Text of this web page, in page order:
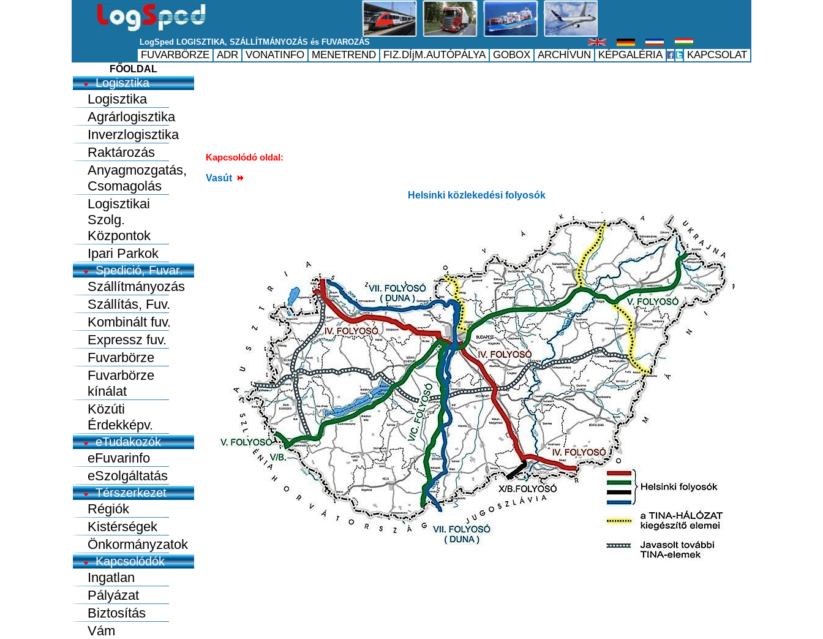
FŐOLDAL
Logisztika
Logisztika
Agrárlogisztika
Inverzlogisztika
Raktározás
Anyagmozgatás,
Csomagolás
Logisztikai
Szolg.
Központok
Ipari Parkok
Spedició, Fuvar.
Szállítmányozás
Szállítás, Fuv.
Kombinált fuv.
Expressz fuv.
Fuvarbörze
Fuvarbörze
kínálat
Közúti
Érdekképv.
eTudakozók
eFuvarinfo
eSzolgáltatás
Térszerkezet
Régiók
Kistérségek
Önkormányzatok
Kapcsolódók
Ingatlan
Pályázat
Biztosítás
Vám
Kapcsolódó oldal:
Vasút
Helsinki közlekedési folyosók